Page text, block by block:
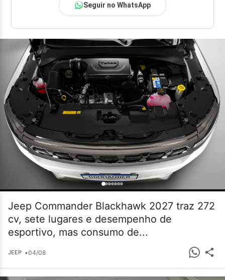
Seguir no WhatsApp
Jeep Commander Blackhawk 2027 traz 272
cv, sete lugares e desempenho de
esportivo, mas consumo de...
JEEP •04/08